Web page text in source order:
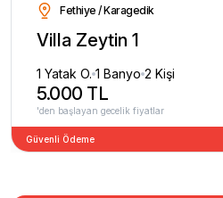
Fethiye / Karagedik
Villa Zeytin 1
1 Yatak O. 1 Banyo 2 Kişi
5.000 TL
'den başlayan gecelik fiyatlar
Güvenli Ödeme